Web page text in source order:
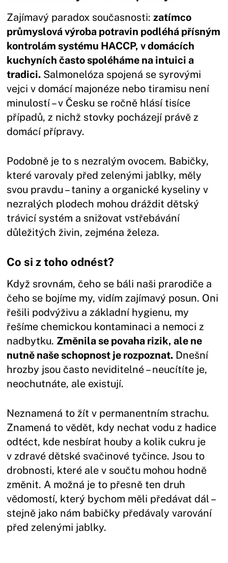
Zajímavý paradox současnosti:zatímco
průmyslová výroba potravin podléhá přísným
kontrolám systému HACCP, v domácích
kuchyních často spoléháme na intuici a
tradici. Salmonelóza spojená se syrovými
vejci v domácí majonéze nebo tiramisu není
minulostí – v Česku se ročně hlásí tisíce
případů, z nichž stovky pocházejí právě z
domácí přípravy.
Podobně je to s nezralým ovocem. Babičky,
které varovaly před zelenými jablky, měly
svou pravdu – taniny a organické kyseliny v
nezralých plodech mohou dráždit dětský
trávicí systém a snižovat vstřebávání
důležitých živin, zejména železa.
Co si z toho odnést?
Když srovnám, čeho se báli naši prarodiče a
čeho se bojíme my, vidím zajímavý posun. Oni
řešili podvýživu a základní hygienu, my
řešíme chemickou kontaminaci a nemoci z
nadbytku. Změnila se povaha rizik, ale ne
nutně naše schopnost je rozpoznat. Dnešní
hrozby jsou často neviditelné – neucítíte je,
neochutnáte, ale existují.
Neznamená to žít v permanentním strachu.
Znamená to vědět, kdy nechat vodu z hadice
odtéct, kde nesbírat houby a kolik cukru je
v zdravé dětské svačinové tyčince. Jsou to
drobnosti, které ale v součtu mohou hodně
změnit. A možná je to přesně ten druh
vědomostí, který bychom měli předávat dál –
stejně jako nám babičky předávaly varování
před zelenými jablky.